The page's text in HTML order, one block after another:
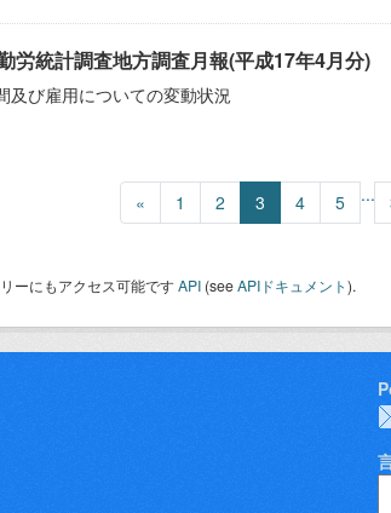
労統計調査地方調査月報(平成17年4月分)
及び雇用についての変動状況
« 1 2 3 4 5 ...
ーにもアクセス可能ですAPI(seeAPIドキュメント).